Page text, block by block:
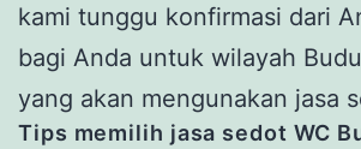
kami tunggu konfirmasi dari
bagi Anda untuk wilayah
yang akan mengunakan jasa
Tips memilih jasa sedot WC